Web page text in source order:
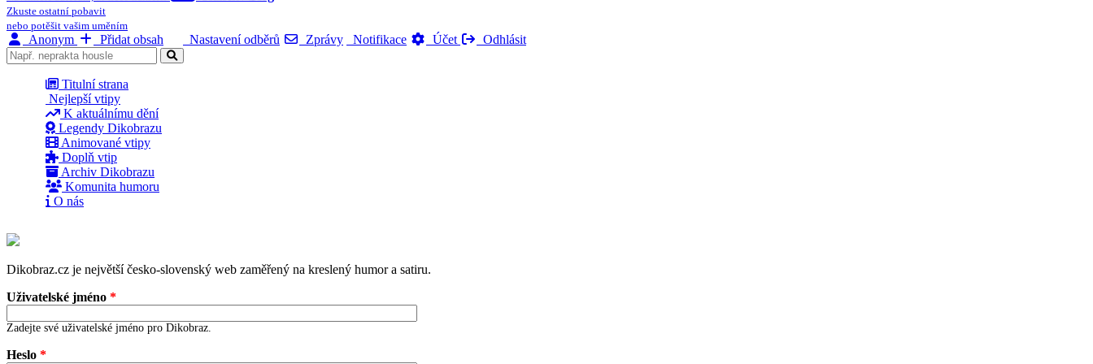
Zkuste ostatní pobavit
nebo potěšit vašim uměním
Anonym Přidat obsah Nastavení odběrů Zprávy Notifikace Účet Odhlásit
Titulní strana
Nejlepší vtipy
K aktuálnímu dění
Legendy Dikobrazu
Animované vtipy
Doplň vtip
Archiv Dikobrazu
Komunita humoru
O nás
Dikobraz.cz je největší česko-slovenský web zaměřený na kreslený humor a satiru.
Uživatelské jméno *
Zadejte své uživatelské jméno pro Dikobraz.
Heslo *